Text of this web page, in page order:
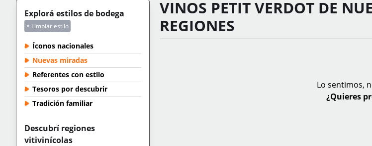
Explorá estilos de bodega
× Limpiar estilo
Íconos nacionales
Nuevas miradas
Referentes con estilo
Tesoros por descubrir
Tradición familiar
Descubrí regiones
vitivinícolas
VINOS PETIT VERDOT DE
REGIONES
Lo sentimos,
¿Quieres